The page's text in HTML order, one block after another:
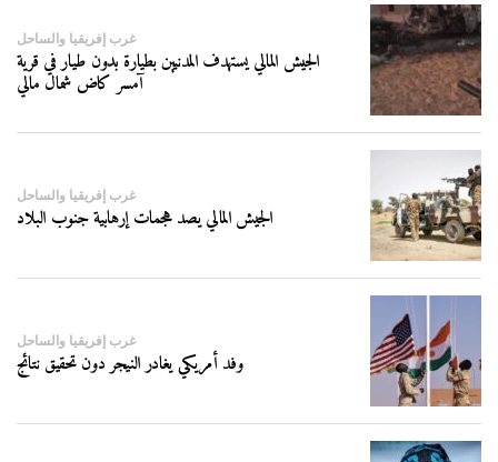
غرب إفريقيا والساحل
الجيش المالي يستهدف المدنيين بطيارة بدون طيار في قرية
آمسر كاض شمال مالي
غرب إفريقيا والساحل
الجيش المالي يصد هجمات إرهابية جنوب البلاد
غرب إفريقيا والساحل
وفد أمريكي يغادر النيجر دون تحقيق نتائج